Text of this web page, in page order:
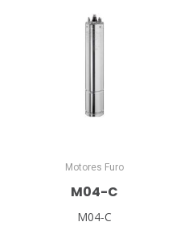
Motores Furo
M04-C
M04-C